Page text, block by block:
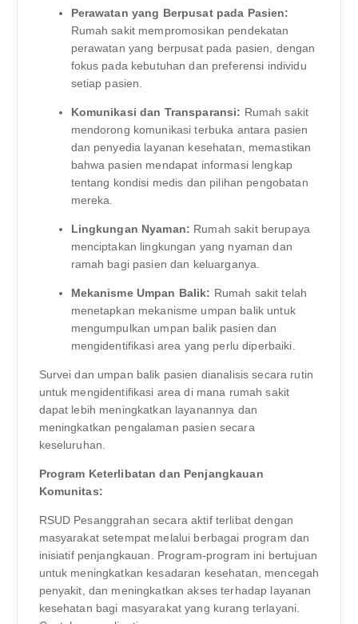
Perawatan yang Berpusat pada Pasien:
Rumah sakit mempromosikan pendekatan
perawatan yang berpusat pada pasien, dengan
fokus pada kebutuhan dan preferensi individu
setiap pasien.
Komunikasi dan Transparansi: Rumah sakit
mendorong komunikasi terbuka antara pasien
dan penyedia layanan kesehatan, memastikan
bahwa pasien mendapat informasi lengkap
tentang kondisi medis dan pilihan pengobatan
mereka.
Lingkungan Nyaman: Rumah sakit berupaya
menciptakan lingkungan yang nyaman dan
ramah bagi pasien dan keluarganya.
Mekanisme Umpan Balik: Rumah sakit telah
menetapkan mekanisme umpan balik untuk
mengumpulkan umpan balik pasien dan
mengidentifikasi area yang perlu diperbaiki.
Survei dan umpan balik pasien dianalisis secara rutin
untuk mengidentifikasi area di mana rumah sakit
dapat lebih meningkatkan layanannya dan
meningkatkan pengalaman pasien secara
keseluruhan.
Program Keterlibatan dan Penjangkauan
Komunitas:
RSUD Pesanggrahan secara aktif terlibat dengan
masyarakat setempat melalui berbagai program dan
inisiatif penjangkauan. Program-program ini bertujuan
untuk meningkatkan kesadaran kesehatan, mencegah
penyakit, dan meningkatkan akses terhadap layanan
kesehatan bagi masyarakat yang kurang terlayani.